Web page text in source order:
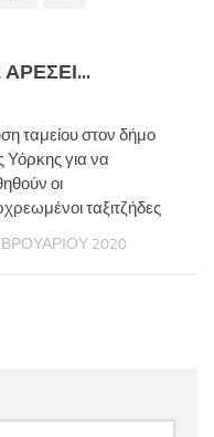
ταμείου στον δήμο
Υόρκης για να
οι
ταξιτζήδες
2020